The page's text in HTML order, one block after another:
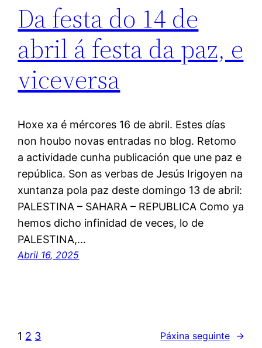
Da festa do 14 de
abril á festa da paz, e
viceversa
Hoxe xa é mércores 16 de abril. Estes días
non houbo novas entradas no blog. Retomo
a actividade cunha publicación que une paz e
república. Son as verbas de Jesús Irigoyen na
xuntanza pola paz deste domingo 13 de abril:
PALESTINA – SAHARA – REPUBLICA Como ya
hemos dicho infinidad de veces, lo de
PALESTINA,…
Abril 16, 2025
1 2 3 Páxina seguinte →